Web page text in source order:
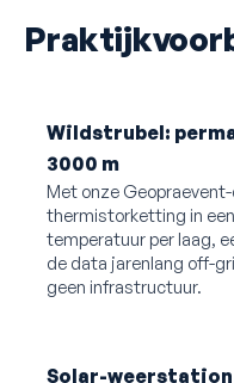
Wildstrubel:
3000 m
Met onze
thermistorketting in
temperatuur per laag,
de data jarenlang off-
geen infrastructuur.
Solar-weerstation